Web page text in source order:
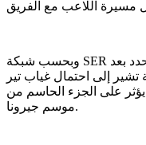
وبحسب شبكة SER الإسبانية، فإن الفحوصات النهائية لم تحدد بعد
تشير إلى احتمال غياب تير
على الجزء الحاسم من
موسم جيرونا.